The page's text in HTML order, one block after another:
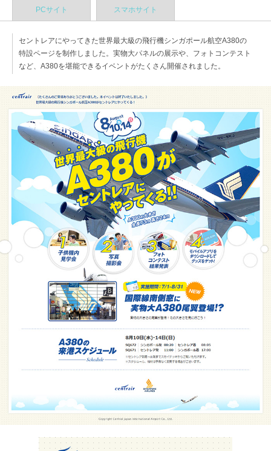
PCサイト スマホサイト
セントレアにやってきた世界最大級の飛行機シンガポール航空A380の
特設ページを制作しました。実物大パネルの展示や、フォトコンテスト
など、A380を堪能できるイベントがたくさん開催されました。